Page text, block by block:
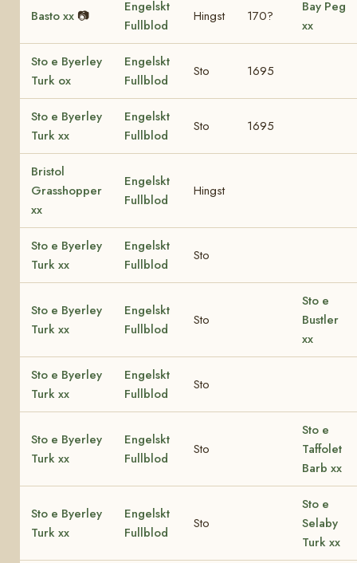
Basto xx 📷
Engelskt
Fullblod
Hingst 170?
Bay Peg
xx
Sto e Byerley
Turk ox
Engelskt
Fullblod
Sto 1695
Sto e Byerley
Turk xx
Engelskt
Fullblod
Sto 1695
Bristol
Grasshopper
xx
Engelskt
Fullblod
Hingst
Sto e Byerley
Turk xx
Engelskt
Fullblod
Sto
Sto e Byerley
Turk xx
Engelskt
Fullblod
Sto
Sto e
Bustler
xx
Sto e Byerley
Turk xx
Engelskt
Fullblod
Sto
Sto e Byerley
Turk xx
Engelskt
Fullblod
Sto
Sto e
Taffolet
Barb xx
Sto e Byerley
Turk xx
Engelskt
Fullblod
Sto
Sto e
Selaby
Turk xx